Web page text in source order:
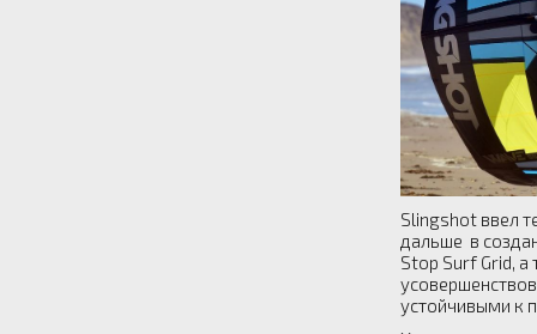
Slingshot ввел
дальше в
Stop Surf Grid, а
устойчивыми к